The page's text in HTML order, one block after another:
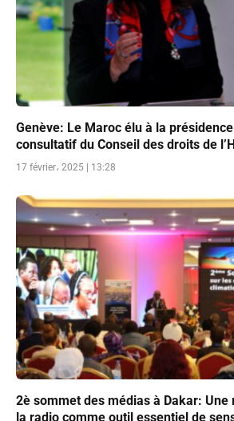
Genève: Le Maroc élu à la
consultatif du Conseil des droits de
17 février، 2025 | 13:28
2è sommet des médias à Dakar: Une
la radio comme outil essentiel de